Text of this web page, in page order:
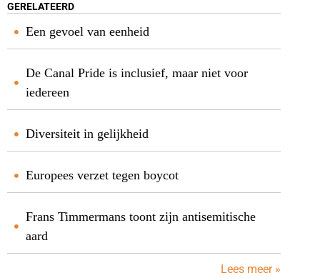
GERELATEERD
Een gevoel van eenheid
De Canal Pride is inclusief, maar niet voor
iedereen
Diversiteit in gelijkheid
Europees verzet tegen boycot
Frans Timmermans toont zijn antisemitische
aard
Lees meer »